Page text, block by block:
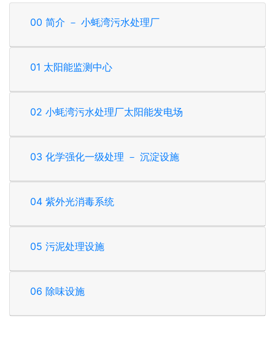
00 简介 － 小蚝湾污水处理厂
01 太阳能监测中心
02 小蚝湾污水处理厂太阳能发电场
03 化学强化一级处理 － 沉淀设施
04 紫外光消毒系统
05 污泥处理设施
06 除味设施